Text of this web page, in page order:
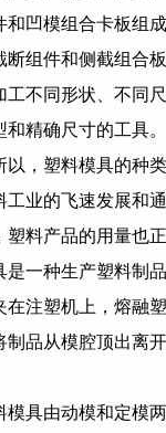
和凹模组合卡板组
断组件和侧截组合
工不同形状、不同
和精确尺寸的工具
以，塑料模具的种
工业的飞速发展和
料产品的用量也正
是一种生产塑料制
在注塑机上，熔融
制品从模腔顶出离
模具由动模和定模